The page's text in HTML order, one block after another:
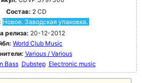
Состав: 2 CD
Новое. Заводская упаковка.
релиза: 20-12-2012
World Club Music
Various / Various
Bass Dubstep Electronic music